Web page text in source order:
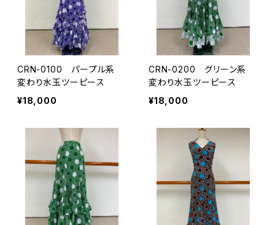
CRN-0100 パープル系
変わり水玉ツーピース
¥18,000
CRN-0200 グリーン系
変わり水玉ツーピース
¥18,000